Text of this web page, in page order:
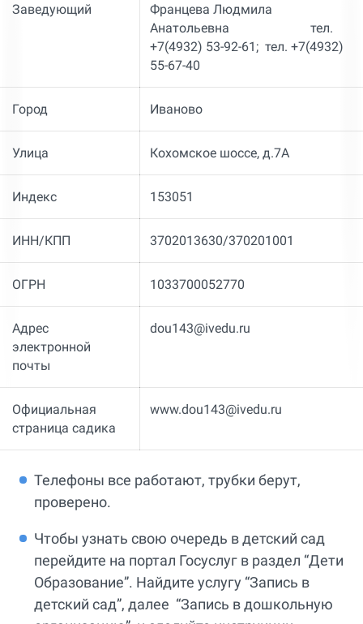
Заведующий
Францева Людмила
Анатольевна тел.
+7(4932) 53-92-61; тел. +7(4932)
55-67-40
Город Иваново
Улица Кохомское шоссе, д.7А
Индекс 153051
ИНН/КПП 3702013630/370201001
ОГРН 1033700052770
Адрес
электронной
почты
dou143@ivedu.ru
Официальная
страница садика
www.dou143@ivedu.ru
Телефоны все работают, трубки берут,
проверено.
Чтобы узнать свою очередь в детский сад
перейдите на портал Госуслуг в раздел “Дети
Образование”. Найдите услугу “Запись в
детский сад”, далее “Запись в дошкольную